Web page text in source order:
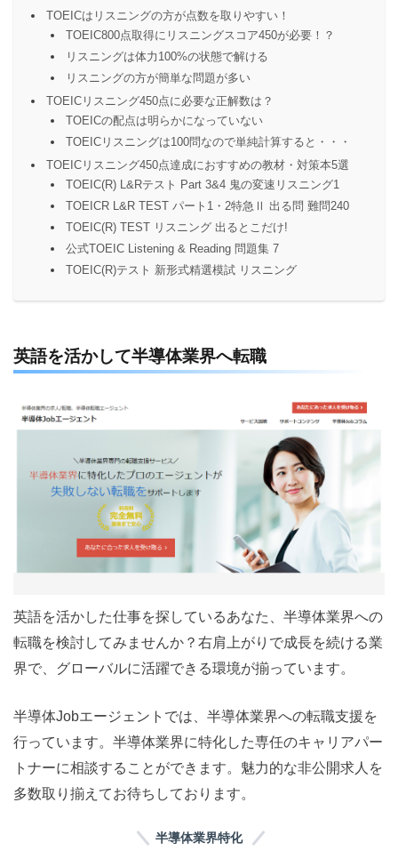
TOEICはリスニングの方が点数を取りやすい！
TOEIC800点取得にリスニングスコア450が必要！？
リスニングは体力100%の状態で解ける
リスニングの方が簡単な問題が多い
TOEICリスニング450点に必要な正解数は？
TOEICの配点は明らかになっていない
TOEICリスニングは100問なので単純計算すると・・・
TOEICリスニング450点達成におすすめの教材・対策本5選
TOEIC(R) L&Rテスト Part 3&4 鬼の変速リスニング1
TOEICR L&R TEST パート1・2特急Ⅱ 出る問 難問240
TOEIC(R) TEST リスニング 出るとこだけ!
公式TOEIC Listening & Reading 問題集 7
TOEIC(R)テスト 新形式精選模試 リスニング
英語を活かして半導体業界へ転職
英語を活かした仕事を探しているあなた、半導体業界への
転職を検討してみませんか？右肩上がりで成長を続ける業
界で、グローバルに活躍できる環境が揃っています。
半導体Jobエージェントでは、半導体業界への転職支援を
行っています。半導体業界に特化した専任のキャリアパー
トナーに相談することができます。魅力的な非公開求人を
多数取り揃えてお待ちしております。
半導体業界特化